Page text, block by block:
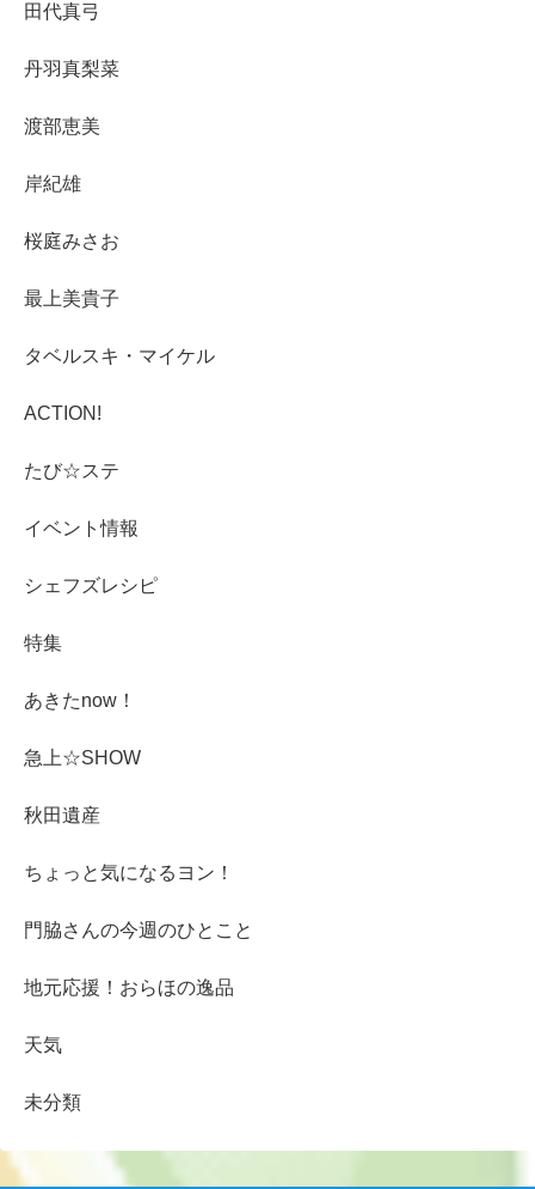
田代真弓
丹羽真梨菜
渡部恵美
岸紀雄
桜庭みさお
最上美貴子
タベルスキ・マイケル
ACTION!
たび☆ステ
イベント情報
シェフズレシピ
特集
あきたnow！
急上☆SHOW
秋田遺産
ちょっと気になるヨン！
門脇さんの今週のひとこと
地元応援！おらほの逸品
天気
未分類